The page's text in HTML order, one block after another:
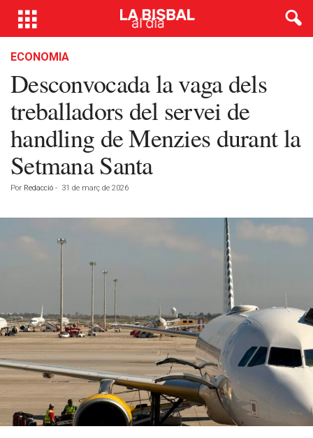
ECONOMIA
Desconvocada la vaga dels
treballadors del servei de
handling de Menzies durant la
Setmana Santa
Por Redacció - 31 de març de 2026